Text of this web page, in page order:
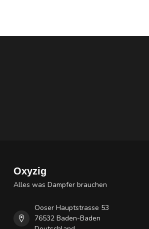
Oxyzig
Alles was Dampfer brauchen
Ooser Hauptstrasse 53
76532 Baden-Baden